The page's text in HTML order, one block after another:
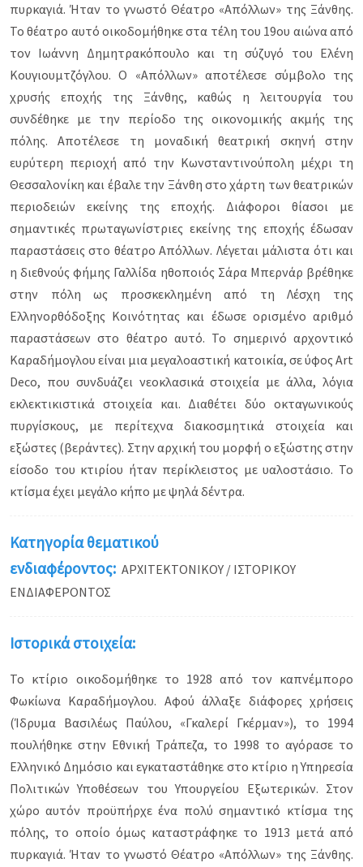
πυρκαγιά. Ήταν το γνωστό Θέατρο «Απόλλων» της Ξάνθης.
Το θέατρο αυτό οικοδομήθηκε στα τέλη του 19ου αιώνα από
τον Ιωάννη Δημητρακόπουλο και τη σύζυγό του Ελένη
Κουγιουμτζόγλου. Ο «Απόλλων» αποτέλεσε σύμβολο της
χρυσής εποχής της Ξάνθης, καθώς η λειτουργία του
συνδέθηκε με την περίοδο της οικονομικής ακμής της
πόλης. Αποτέλεσε τη μοναδική θεατρική σκηνή στην
ευρύτερη περιοχή από την Κωνσταντινούπολη μέχρι τη
Θεσσαλονίκη και έβαλε την Ξάνθη στο χάρτη των θεατρικών
περιοδειών εκείνης της εποχής. Διάφοροι θίασοι με
σημαντικές πρωταγωνίστριες εκείνης της εποχής έδωσαν
παραστάσεις στο θέατρο Απόλλων. Λέγεται μάλιστα ότι και
η διεθνούς φήμης Γαλλίδα ηθοποιός Σάρα Μπερνάρ βρέθηκε
στην πόλη ως προσκεκλημένη από τη Λέσχη της
Ελληνορθόδοξης Κοινότητας και έδωσε ορισμένο αριθμό
παραστάσεων στο θέατρο αυτό. Το σημερινό αρχοντικό
Καραδήμογλου είναι μια μεγαλοαστική κατοικία, σε ύφος Art
Deco, που συνδυάζει νεοκλασικά στοιχεία με άλλα, λόγια
εκλεκτικιστικά στοιχεία και. Διαθέτει δύο οκταγωνικούς
πυργίσκους, με περίτεχνα διακοσμητικά στοιχεία και
εξώστες (βεράντες). Στην αρχική του μορφή ο εξώστης στην
είσοδο του κτιρίου ήταν περίκλειστος με υαλοστάσιο. Το
κτίσμα έχει μεγάλο κήπο με ψηλά δέντρα.
Κατηγορία θεματικού
ενδιαφέροντος: ΑΡΧΙΤΕΚΤΟΝΙΚΟΥ / ΙΣΤΟΡΙΚΟΥ
ΕΝΔΙΑΦΕΡΟΝΤΟΣ
Ιστορικά στοιχεία:
Το κτίριο οικοδομήθηκε το 1928 από τον καπνέμπορο
Φωκίωνα Καραδήμογλου. Αφού άλλαξε διάφορες χρήσεις
(Ίδρυμα Βασιλέως Παύλου, «Γκαλερί Γκέρμαν»), το 1994
πουλήθηκε στην Εθνική Τράπεζα, το 1998 το αγόρασε το
Ελληνικό Δημόσιο και εγκαταστάθηκε στο κτίριο η Υπηρεσία
Πολιτικών Υποθέσεων του Υπουργείου Εξωτερικών. Στον
χώρο αυτόν προϋπήρχε ένα πολύ σημαντικό κτίσμα της
πόλης, το οποίο όμως καταστράφηκε το 1913 μετά από
πυρκαγιά. Ήταν το γνωστό Θέατρο «Απόλλων» της Ξάνθης.